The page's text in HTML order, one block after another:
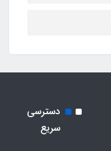
دسترسی
سریع